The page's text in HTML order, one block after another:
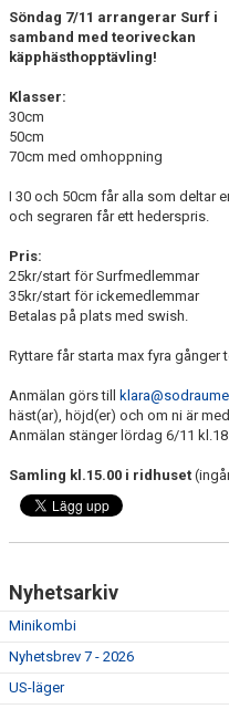
BLI MEDLEM
RIDHUSBOKNINGAR
IDEELLT ARBETE
BOTNIA HÄSTKLINIK
SURF-FONDEN
TORSDAGSDRESSYREN
BOKNINGAR
Söndag 7/11 arrangerar Surf i
samband med teoriveckan
käpphästhopptävling!
Klasser:
30cm
50cm
70cm med omhoppning
I 30 och 50cm får alla som deltar
och segraren får ett hederspris.
Pris:
25kr/start för Surfmedlemmar
35kr/start för ickemedlemmar
Betalas på plats med swish.
Ryttare får starta max fyra gånger
Anmälan görs till
häst(ar), höjd(er) och om ni är
Anmälan stänger lördag 6/11
Samling kl.15.00 i ridhuset
Nyhetsarkiv
Minikombi
Nyhetsbrev 7 - 2026
US-läger